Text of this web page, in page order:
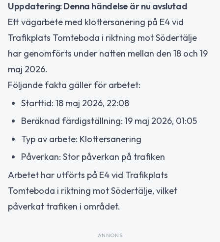
Uppdatering: Denna händelse är nu avslutad
Ett vägarbete med klottersanering på E4 vid
Trafikplats Tomteboda i riktning mot Södertälje
har genomförts under natten mellan den 18 och 19
maj 2026.
Följande fakta gäller för arbetet:
Starttid: 18 maj 2026, 22:08
Beräknad färdigställning: 19 maj 2026, 01:05
Typ av arbete: Klottersanering
Påverkan: Stor påverkan på trafiken
Arbetet har utförts på E4 vid Trafikplats
Tomteboda i riktning mot Södertälje, vilket
påverkat trafiken i området.
ANNONS